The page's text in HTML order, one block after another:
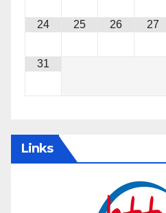
24 25 26 27
31
Links